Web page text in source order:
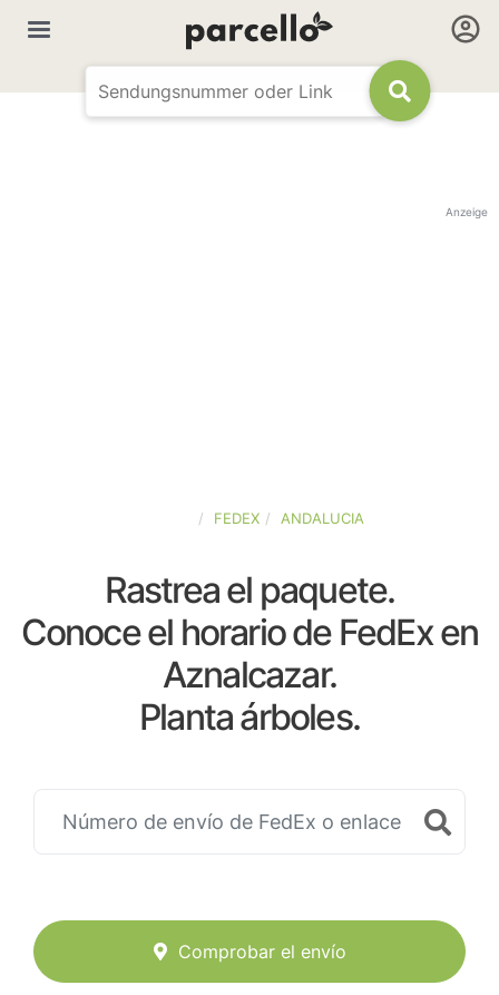
Anzeige
FEDEX ANDALUCIA
Rastrea el paquete.
Conoce el horario de FedEx en
Aznalcazar.
Planta árboles.
Comprobar el envío